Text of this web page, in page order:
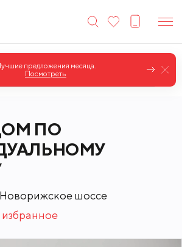
предложения месяца.
Посмотреть
ПО
шоссе